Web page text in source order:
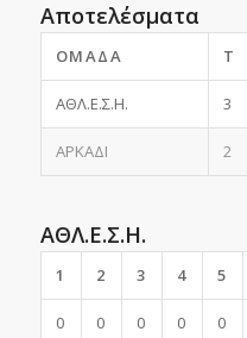
Αποτελέσματα
ΟΜΆΔΑ T
ΑΘΛ.Ε.Σ.Η. 3
ΑΡΚΑΔΙ 2
ΑΘΛ.Ε.Σ.Η.
1 2 3 4 5
0 0 0 0 0